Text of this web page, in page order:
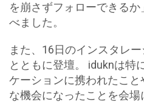
を崩さずフォローできる
べました。
また、16日のインスタレ
とともに登壇。 iduknは特
ケーションに携われたこ
な機会になったことを会場